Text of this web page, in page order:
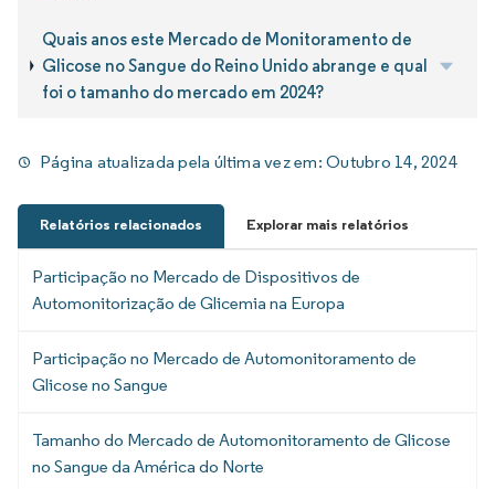
Quais anos este Mercado de Monitoramento de
Glicose no Sangue do Reino Unido abrange e qual
foi o tamanho do mercado em 2024?
Página atualizada pela última vez em:Outubro 14, 2024
Relatórios relacionados Explorar mais relatórios
Participação no Mercado de Dispositivos de
Automonitorização de Glicemia na Europa
Participação no Mercado de Automonitoramento de
Glicose no Sangue
Tamanho do Mercado de Automonitoramento de Glicose
no Sangue da América do Norte